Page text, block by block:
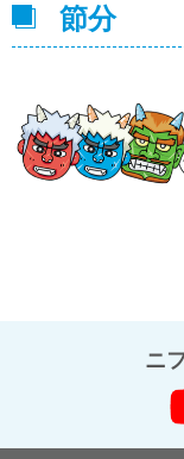
節分
ニ